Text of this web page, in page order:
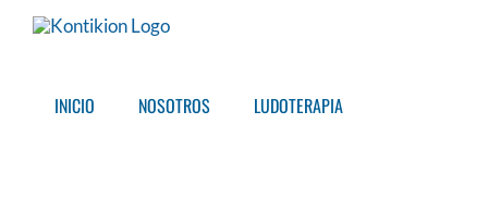
Saltar
INICIO NOSOTROS LUDOTERAPIA